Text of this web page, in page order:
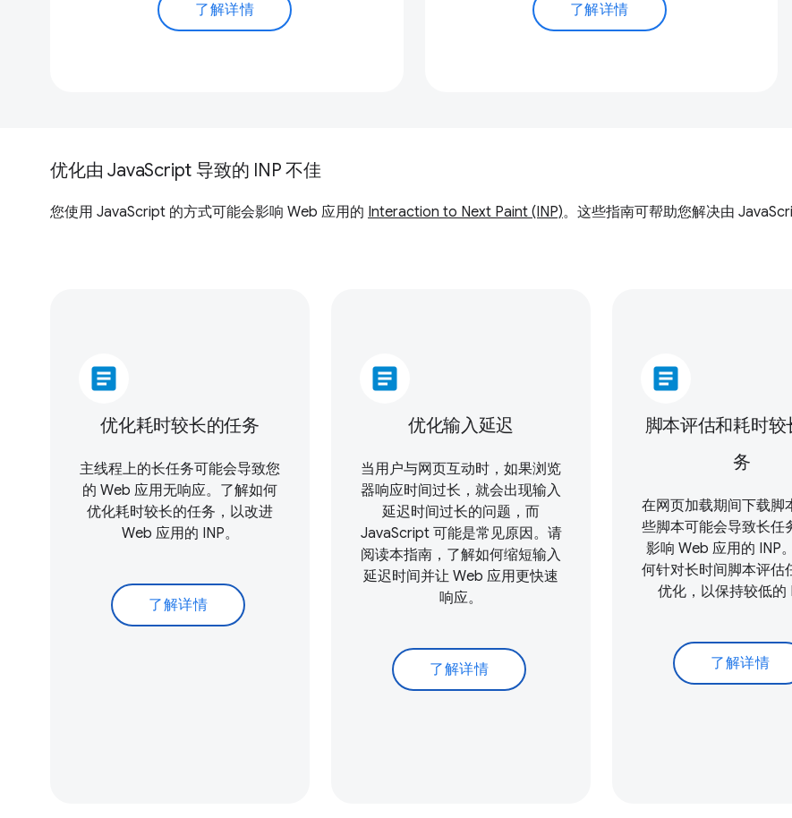
了解详情 了解详情
优化由 JavaScript 导致的 INP 不佳
您使用 JavaScript 的方式可能会影响 Web 应用的 Interaction to Next Paint (INP)。这些指南可帮助您解决由
article
优化耗时较长的任务
主线程上的长任务可能会导致您
的 Web 应用无响应。了解如何
优化耗时较长的任务，以改进
Web 应用的 INP。
了解详情
article
优化输入延迟
当用户与网页互动时，如果浏览
器响应时间过长，就会出现输入
延迟时间过长的问题，而
JavaScript 可能是常见原因。请
阅读本指南，了解如何缩短输入
延迟时间并让 Web 应用更快速
响应。
了解详情
article
脚本评估和耗时较
务
在网页加载期间下载脚
些脚本可能会导致长任
影响 Web 应用的 INP
何针对长时间脚本评估
优化，以保持较低的
了解详情